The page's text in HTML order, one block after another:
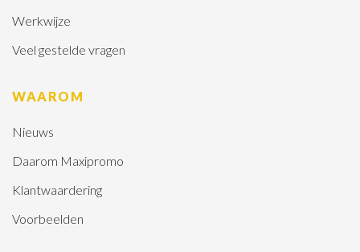
Werkwijze
Veel gestelde vragen
WAAROM
Nieuws
Daarom Maxipromo
Klantwaardering
Voorbeelden